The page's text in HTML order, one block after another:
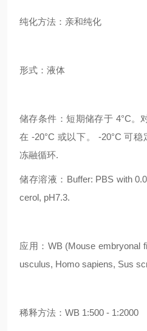
纯化方法：亲和纯化
形式：液体
储存条件：短期储存于 4°C。
在 -20°C 或以下。 -20°C 可
冻融循环.
储存溶液：Buffer: PBS with
cerol, pH7.3.
应用：WB (Mouse embryonal
usculus, Homo sapiens, Sus
稀释方法：WB 1:500 - 1:2000